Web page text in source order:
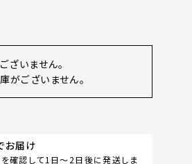
ざいません。
がございません。
お届け
確認して1日～2日後に発送しま